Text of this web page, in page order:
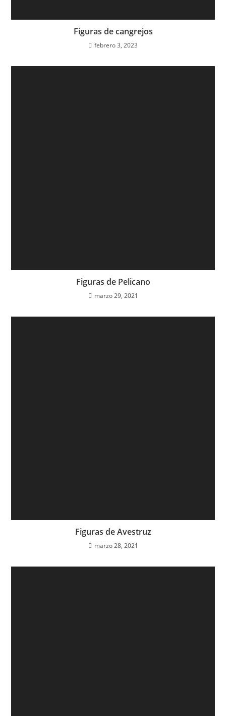
Figuras de cangrejos
febrero 3, 2023
Figuras de Pelicano
marzo 29, 2021
Figuras de Avestruz
marzo 28, 2021